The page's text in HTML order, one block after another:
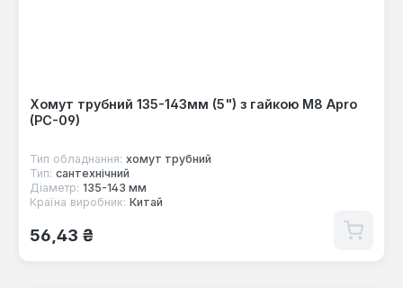
Хомут трубний 135-143мм (5") з гайкою М8 Apro
(PC-09)
Тип обладнання: хомут трубний
Тип: сантехнічний
Діаметр: 135-143 мм
Країна виробник: Китай
Звичайна ціна:
56,43 ₴